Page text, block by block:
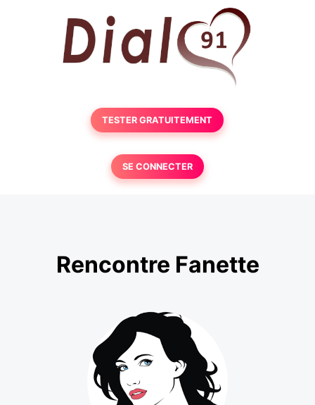
TESTER GRATUITEMENT
SE CONNECTER
Rencontre Fanette